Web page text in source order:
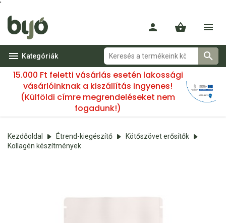
'
Kategóriák
15.000 Ft feletti vásárlás esetén lakossági
vásárlóinknak a kiszállítás ingyenes!
(Külföldi címre megrendeléseket nem
fogadunk!)
Kezdőoldal Étrend-kiegészítő
Kötőszövet erősítők
Kollagén készítmények